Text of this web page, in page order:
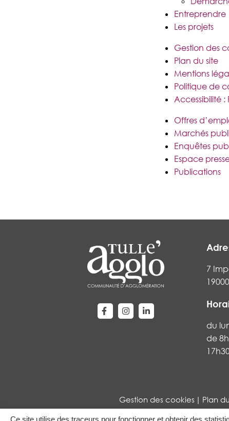
Ce site utilise des traceurs pour fonctionner et obtenir des
Entreprendre
Les projets
Gestion des
Plan du site
Mentions
Politique de
Accessibilité
Offres
Marchés
Enquêtes
Espace
Publications
Lien vers le compte Facebook
Lien vers le compte
Lien vers le compte
7
du
de
Gestion des cookies Plan